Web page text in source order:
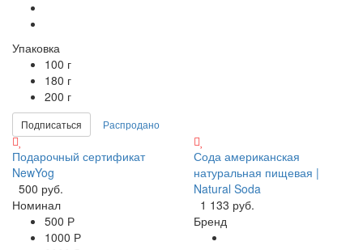
Упаковка
100 г
180 г
200 г
Подписаться Распродано
Подарочный сертификат
NewYog
500 руб.
Номинал
500 Р
1000 Р
Сода американская
натуральная пищевая |
Natural Soda
1 133 руб.
Бренд